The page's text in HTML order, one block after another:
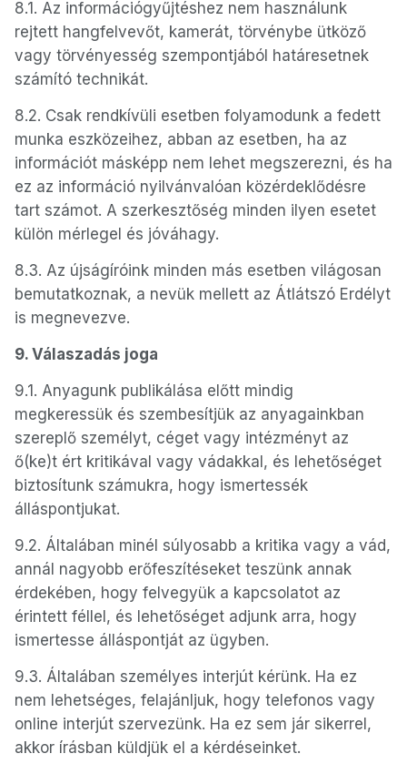
8.1. Az információgyűjtéshez nem használunk
rejtett hangfelvevőt, kamerát, törvénybe ütköző
vagy törvényesség szempontjából határesetnek
számító technikát.
8.2. Csak rendkívüli esetben folyamodunk a fedett
munka eszközeihez, abban az esetben, ha az
információt másképp nem lehet megszerezni, és ha
ez az információ nyilvánvalóan közérdeklődésre
tart számot. A szerkesztőség minden ilyen esetet
külön mérlegel és jóváhagy.
8.3. Az újságíróink minden más esetben világosan
bemutatkoznak, a nevük mellett az Átlátszó Erdélyt
is megnevezve.
9. Válaszadás joga
9.1. Anyagunk publikálása előtt mindig
megkeressük és szembesítjük az anyagainkban
szereplő személyt, céget vagy intézményt az
ő(ke)t ért kritikával vagy vádakkal, és lehetőséget
biztosítunk számukra, hogy ismertessék
álláspontjukat.
9.2. Általában minél súlyosabb a kritika vagy a vád,
annál nagyobb erőfeszítéseket teszünk annak
érdekében, hogy felvegyük a kapcsolatot az
érintett féllel, és lehetőséget adjunk arra, hogy
ismertesse álláspontját az ügyben.
9.3. Általában személyes interjút kérünk. Ha ez
nem lehetséges, felajánljuk, hogy telefonos vagy
online interjút szervezünk. Ha ez sem jár sikerrel,
akkor írásban küldjük el a kérdéseinket.